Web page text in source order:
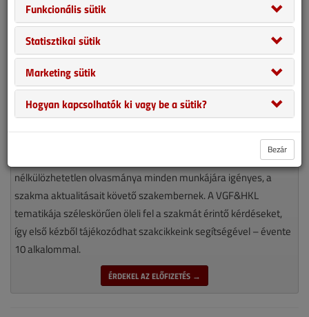
nélkülözhetetlen olvasmánya minden munkájára igényes, a
szakma aktualitásait követő szakembernek. A VGF&HKL
tematikája széleskörűen öleli fel a szakmát érintő kérdéseket,
így első kézből tájékozódhat szakcikkeink segítségével – évente
10 alkalommal.
ÉRDEKEL AZ ELŐFIZETÉS →
Funkcionális sütik
Statisztikai sütik
Marketing sütik
Hogyan kapcsolhatók ki vagy be a sütik?
Bezár